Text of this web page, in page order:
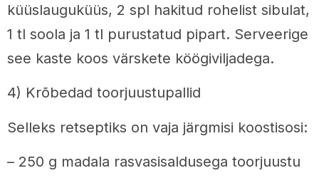
küüslauguküüs, 2 spl hakitud rohelist sibulat,
1 tl soola ja 1 tl purustatud pipart. Serveerige
see kaste koos värskete köögiviljadega.
4) Krõbedad toorjuustupallid
Selleks retseptiks on vaja järgmisi koostisosi:
– 250 g madala rasvasisaldusega toorjuustu